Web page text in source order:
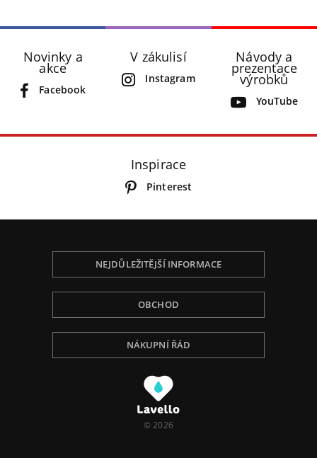
Novinky a
akce
Facebook
V zákulisí
Instagram
Návody a
prezentace
výrobků
YouTube
Inspirace
Pinterest
NEJDŮLEŽITĚJŠÍ INFORMACE
OBCHOD
NÁKUPNÍ ŘÁD
© 2026
Používáme Cookies, abychom Vám poskytli tu
nejlepší zkušenost při procházení, přizpůsobili
obsah na stránce, analyzovali návštěvnost a ukázali
Vám relevantní reklamu. Pro více informací navštivte
naší Politiku ochrany osobních údajů.